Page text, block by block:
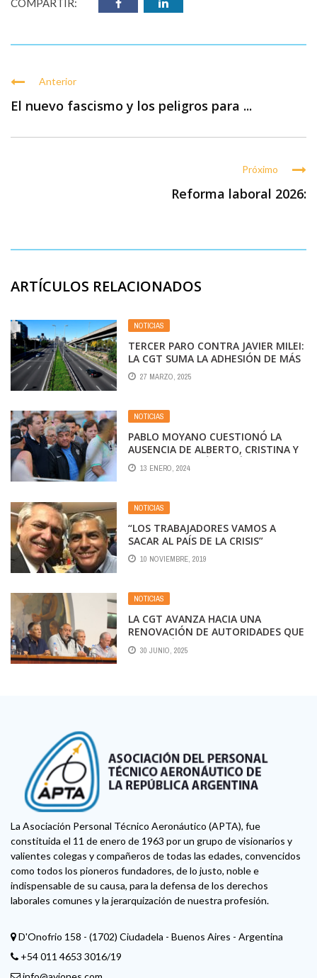
COMPARTIR:
Anterior
El nuevo fascismo y los peligros para ...
Próximo
Reforma laboral 2026:
ARTÍCULOS RELACIONADOS
NOTICIAS
TERCER PARO CONTRA JAVIER MILEI:
LA CGT SUMA LA ADHESIÓN DE MÁS
DE 40 GREMIOS
27 MARZO, 2025
NOTICIAS
PABLO MOYANO CUESTIONÓ LA
AUSENCIA DE ALBERTO, CRISTINA Y
MASSA: «DESPUÉS ES FÁCIL, EL
MOVIMIENTO OBRERO PONE LA
RIESGO LA LIBERTAD, VUELVE EL
PERONISMO AL GOBIERNO Y TE
DEJAN DE LADO»
13 ENERO, 2024
NOTICIAS
“LOS TRABAJADORES VAMOS A
SACAR AL PAÍS DE LA CRISIS”
10 NOVIEMBRE, 2019
NOTICIAS
LA CGT AVANZA HACIA UNA
RENOVACIÓN DE AUTORIDADES QUE
MARCARÁ EL PERFIL DE LA CENTRAL
30 JUNIO, 2025
La Asociación Personal Técnico Aeronáutico (APTA), fue
constituida el 11 de enero de 1963 por un grupo de visionarios y
valientes colegas y compañeros de todas las edades, convencidos
como todos los pioneros fundadores, de lo justo, noble e
indispensable de su causa, para la defensa de los derechos
laborales comunes y la jerarquización de nuestra profesión.
D'Onofrio 158 - (1702) Ciudadela - Buenos Aires - Argentina
+54 011 4653 3016/19